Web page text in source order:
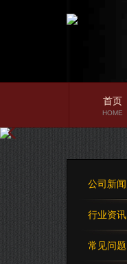
首页
HOME
公司新闻
行业资讯
常见问题